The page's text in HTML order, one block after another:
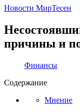
Новости МирТесен
причины и
Финансы
Содержание
Мнение